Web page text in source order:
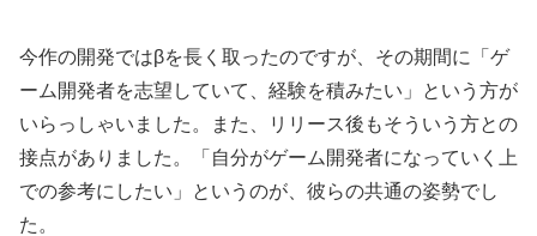
今作の開発ではβを長く取ったのですが、その期間に「ゲ
ーム開発者を志望していて、経験を積みたい」という方が
いらっしゃいました。また、リリース後もそういう方との
接点がありました。「自分がゲーム開発者になっていく上
での参考にしたい」というのが、彼らの共通の姿勢でし
た。